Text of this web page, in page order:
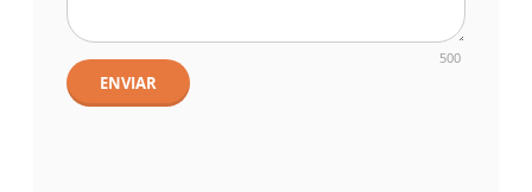
500
ENVIAR